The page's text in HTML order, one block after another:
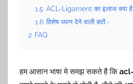
1.5 ACL-Ligament का इलाज क्या
1.6 विशेष ध्यान देने वाली बातें:-
2 FAQ
हम आसान भाषा मे समझ सकते है कि